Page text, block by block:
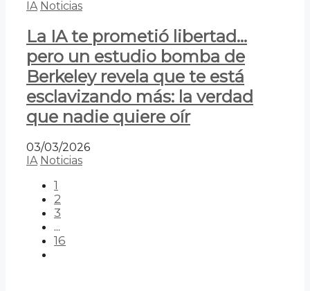
IA Noticias
La IA te prometió libertad…
pero un estudio bomba de
Berkeley revela que te está
esclavizando más: la verdad
que nadie quiere oír
03/03/2026
IA Noticias
1
2
3
...
16